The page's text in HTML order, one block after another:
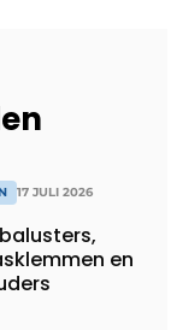
17 JULI 2026
en